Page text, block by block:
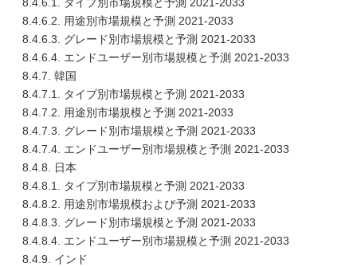
8.4.6.2. 用途別市場規模と予測 2021-2033
8.4.6.3. グレード別市場規模と予測 2021-2033
8.4.6.4. エンドユーザー別市場規模と予測 2021-2033
8.4.7. 韓国
8.4.7.1. タイプ別市場規模と予測 2021-2033
8.4.7.2. 用途別市場規模と予測 2021-2033
8.4.7.3. グレード別市場規模と予測 2021-2033
8.4.7.4. エンドユーザー別市場規模と予測 2021-2033
8.4.8. 日本
8.4.8.1. タイプ別市場規模と予測 2021-2033
8.4.8.2. 用途別市場規模および予測 2021-2033
8.4.8.3. グレード別市場規模と予測 2021-2033
8.4.8.4. エンドユーザー別市場規模と予測 2021-2033
8.4.9. インド